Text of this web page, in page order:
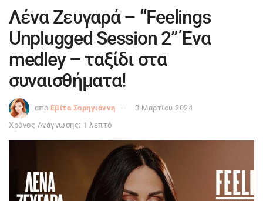
Λένα Ζευγαρά – “Feelings
Unplugged Session 2” Ένα
medley – ταξίδι στα
συναισθήματα!
από Εβίτα Σαρηγιάννη
3 Μαρτίου 2024
Χρόνος Ανάγνωσης: 1 λεπτό